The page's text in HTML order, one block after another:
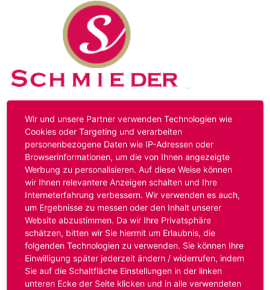
Kontakt Impressum Datenschutz
Hinweis:Das von ihnen aufgerufene Stellenangebot ist
bereits ausgelaufen. Alternative Stellenanzeigen finden
Sie unter:
www.schmieder-personal.de/stellenangebote
Oder Sie bewerben sich
initiativund wir suchen für Sie
passende Stellenangebote.
Anmelden
Wir und unsere Partner verwenden Technologien wie
Cookies oder Targeting und verarbeiten
personenbezogene Daten wie IP-Adressen oder
Browserinformationen, um die von Ihnen angezeigte
Werbung zu personalisieren. Auf diese Weise können
wir Ihnen relevantere Anzeigen schalten und Ihre
Interneterfahrung verbessern. Wir verwenden es auch,
um Ergebnisse zu messen oder den Inhalt unserer
Website abzustimmen. Da wir Ihre Privatsphäre
schätzen, bitten wir Sie hiermit um Erlaubnis, die
folgenden Technologien zu verwenden. Sie können Ihre
Einwilligung später jederzeit ändern / widerrufen, indem
Sie auf die Schaltfläche Einstellungen in der linken
unteren Ecke der Seite klicken und in alle verwendeten